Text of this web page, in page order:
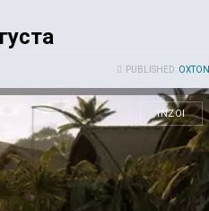
PUBLISHED: OXTON
INZOI